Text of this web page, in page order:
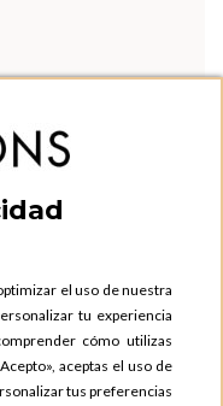
el uso de nuestra
tu experiencia
cómo utilizas
aceptas el uso de
tus preferencias